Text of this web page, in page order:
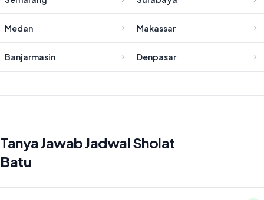
Medan Makassar
Banjarmasin Denpasar
Tanya Jawab Jadwal Sholat
Batu